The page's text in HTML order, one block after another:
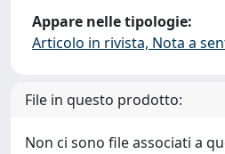
Appare nelle tipologie:
Articolo in rivista, Nota a
File in questo prodotto:
Non ci sono file associati a